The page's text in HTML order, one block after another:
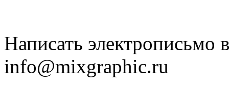
Написать электрописьмо
info@mixgraphic.ru